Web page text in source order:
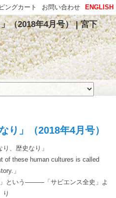
（2018年4月号） | 宮下
り」（2018年4月号）
り、歴史なり」
of these human cultures is called
」
という―――「サピエンス全史」よ
り
ENGLISH
お問い合わせ
ングカート